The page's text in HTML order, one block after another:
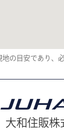
の目安であり、
大和住販株